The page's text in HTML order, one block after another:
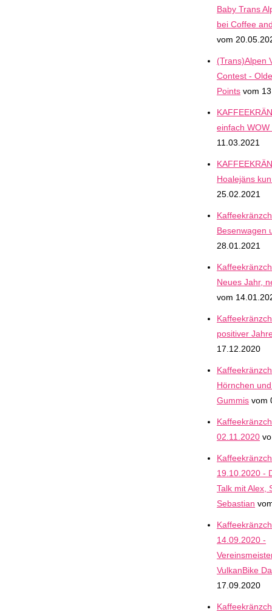
Baby Trans
bei Coffee
vom
(Trans)Alpen
Contest -
Points vom
einfach WOW
11.03.2021
Hoalejäns
25.02.2021
Besenwagen
28.01.2021
Neues Jahr,
vom
positiver
17.12.2020
Hörnchen
Gummis vom
02.11.2020
19.10.2020 -
Talk mit Alex,
Sebastian
14.09.2020 -
VulkanBike
17.09.2020